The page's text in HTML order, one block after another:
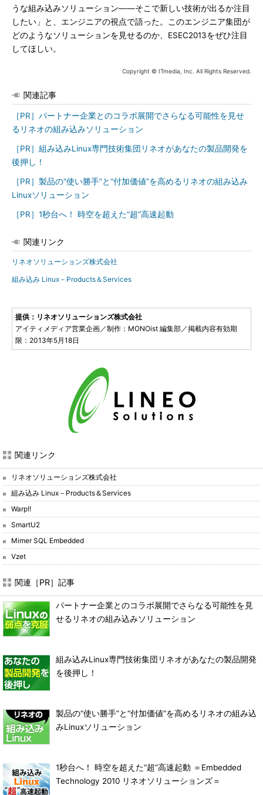
うな組み込みソリューション――そこで新しい技術が出るか注目
したい」と、エンジニアの視点で語った。このエンジニア集団が
どのようなソリューションを見せるのか、ESEC2013をぜひ注目
してほしい。
Copyright © ITmedia, Inc. All Rights Reserved.
関連記事
［PR］パートナー企業とのコラボ展開でさらなる可能性を見せ
るリネオの組み込みソリューション
［PR］組み込みLinux専門技術集団リネオがあなたの製品開発を
後押し！
［PR］製品の“使い勝手”と“付加価値”を高めるリネオの組み込み
Linuxソリューション
［PR］1秒台へ！ 時空を超えた“超”高速起動
関連リンク
リネオソリューションズ株式会社
組み込み Linux－Products＆Services
提供：リネオソリューションズ株式会社
アイティメディア営業企画／制作：MONOist 編集部／掲載内容有効期
限：2013年5月18日
関連リンク
リネオソリューションズ株式会社
組み込み Linux－Products＆Services
Warp!!
SmartU2
Mimer SQL Embedded
Vzet
関連［PR］記事
パートナー企業とのコラボ展開でさらなる可能性を見
せるリネオの組み込みソリューション
組み込みLinux専門技術集団リネオがあなたの製品開発
を後押し！
製品の“使い勝手”と“付加価値”を高めるリネオの組み込
みLinuxソリューション
1秒台へ！ 時空を超えた“超”高速起動 ＝Embedded
Technology 2010 リネオソリューションズ＝